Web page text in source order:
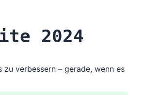
2024
verbessern – gerade, wenn es